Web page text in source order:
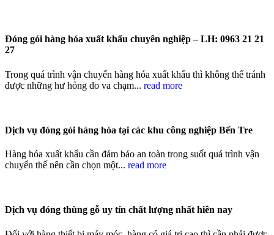
Đóng gói hàng hóa xuất khẩu chuyên nghiệp – LH: 0963 21 21
27
Trong quá trình vận chuyển hàng hóa xuất khẩu thì không thể tránh
được những hư hỏng do va chạm... read more
Dịch vụ đóng gói hàng hóa tại các khu công nghiệp Bến Tre
Hàng hóa xuất khẩu cần đảm bảo an toàn trong suốt quá trình vận
chuyển thế nên cần chọn một... read more
Dịch vụ đóng thùng gỗ uy tín chất lượng nhất hiên nay